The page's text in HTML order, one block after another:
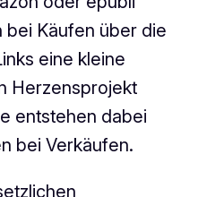
bei Käufen über die
eine kleine
Herzensprojekt
entstehen dabei
bei Verkäufen.